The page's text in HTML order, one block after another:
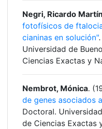
Negri, Ricardo Martín
fotofísicos de
cianinas en solución"
Universidad de
Ciencias Exactas y
Nembrot, Mónica.
de genes asociados
Doctoral.
de Ciencias Exactas